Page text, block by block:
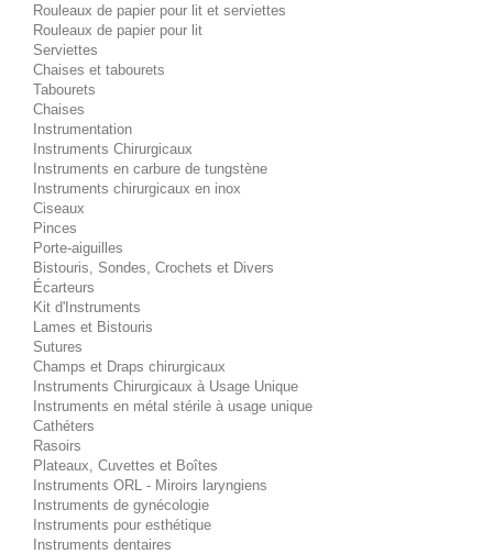
Rouleaux de papier pour lit et serviettes
Rouleaux de papier pour lit
Serviettes
Chaises et tabourets
Tabourets
Chaises
Instrumentation
Instruments Chirurgicaux
Instruments en carbure de tungstène
Instruments chirurgicaux en inox
Ciseaux
Pinces
Porte-aiguilles
Bistouris, Sondes, Crochets et Divers
Écarteurs
Kit d'Instruments
Lames et Bistouris
Sutures
Champs et Draps chirurgicaux
Instruments Chirurgicaux à Usage Unique
Instruments en métal stérile à usage unique
Cathéters
Rasoirs
Plateaux, Cuvettes et Boîtes
Instruments ORL - Miroirs laryngiens
Instruments de gynécologie
Instruments pour esthétique
Instruments dentaires